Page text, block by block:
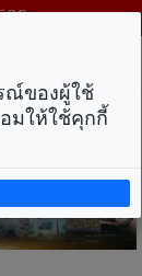
ณ์ของผู้ใช้
มให้ใช้คุกกี้